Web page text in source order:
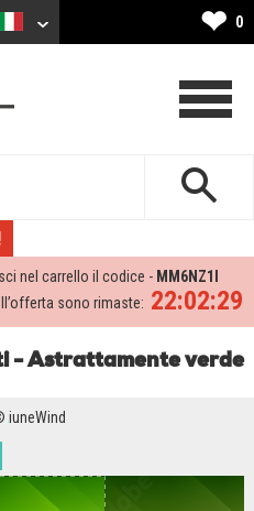
❤ 0
nel carrello il codice - MM6NZ1I
22:02:28
sono rimaste:
- Astrattamente verde
iuneWind